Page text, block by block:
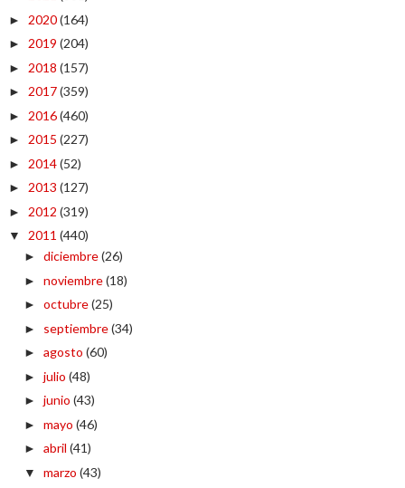
► 2020(164)
► 2019 (204)
► 2018 (157)
► 2017(359)
► 2016(460)
► 2015 (227)
► 2014(52)
► 2013 (127)
► 2012 (319)
▼ 2011 (440)
► diciembre(26)
► noviembre(18)
► octubre(25)
► septiembre(34)
► agosto (60)
► julio (48)
► junio (43)
► mayo (46)
► abril (41)
▼ marzo (43)